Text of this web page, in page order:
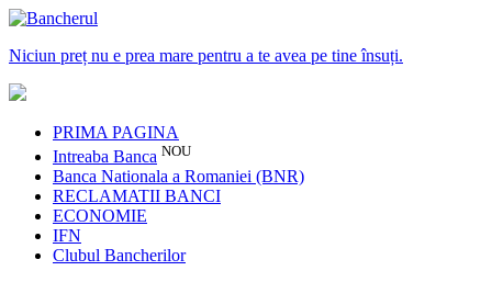
Niciun preț nu e prea mare pentru a te avea pe tine însuți.
PRIMA PAGINA
Intreaba Banca NOU
Banca Nationala a Romaniei (BNR)
RECLAMATII BANCI
ECONOMIE
IFN
Clubul Bancherilor